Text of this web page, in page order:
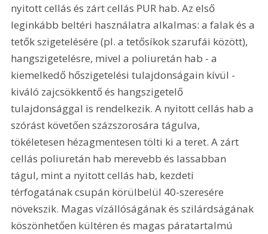
nyitott cellás és zárt cellás PUR hab. Az első
leginkább beltéri használatra alkalmas: a falak és a
tetők szigetelésére (pl. a tetősíkok szarufái között),
hangszigetelésre, mivel a poliuretán hab - a
kiemelkedő hőszigetelési tulajdonságain kívül -
kiváló zajcsökkentő és hangszigetelő
tulajdonsággal is rendelkezik. A nyitott cellás hab a
szórást követően százszorosára tágulva,
tökéletesen hézagmentesen tölti ki a teret. A zárt
cellás poliuretán hab merevebb és lassabban
tágul, mint a nyitott cellás hab, kezdeti
térfogatának csupán körülbelül 40-szeresére
növekszik. Magas vízállóságának és szilárdságának
köszönhetően kültéren és magas páratartalmú